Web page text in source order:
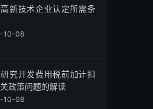
新技术企业认定所需条
10-08
究开发费用税前加计扣
政策问题的解读
10-08